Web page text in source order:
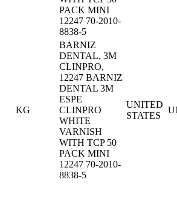
PACK MINI
12247 70-2010-
8838-5
KG
BARNIZ
DENTAL, 3M
CLINPRO,
12247 BARNIZ
DENTAL 3M
ESPE
CLINPRO
WHITE
VARNISH
WITH TCP 50
PACK MINI
12247 70-2010-
8838-5
UNITED
STATES